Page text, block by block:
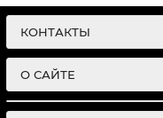
КОНТАКТЫ
О САЙТЕ